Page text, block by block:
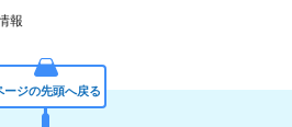
報
ージの先頭へ戻る